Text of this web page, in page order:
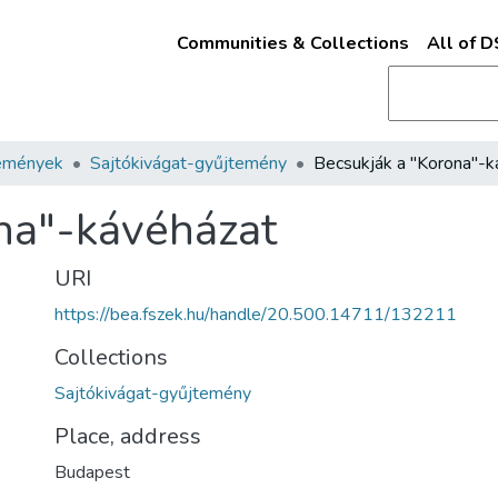
Communities & Collections All of
Sajtókivágat-gyűjtemény
kávéházat
URI
https://bea.fszek.hu/handle/20.500.14711/132211
Collections
Sajtókivágat-gyűjtemény
Place, address
Budapest